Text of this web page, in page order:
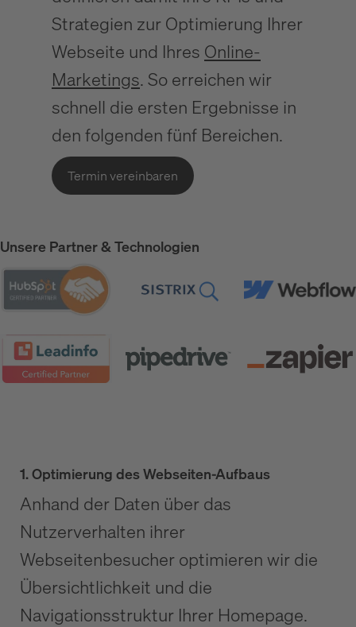
Strategien zur Optimierung Ihrer
Webseite und Ihres Online-
Marketings. So erreichen wir
schnell die ersten Ergebnisse in
den folgenden fünf Bereichen.
Termin vereinbaren
Unsere Partner & Technologien
1. Optimierung des Webseiten-Aufbaus
Anhand der Daten über das
Nutzerverhalten ihrer
Webseitenbesucher optimieren wir die
Übersichtlichkeit und die
Navigationsstruktur Ihrer Homepage.